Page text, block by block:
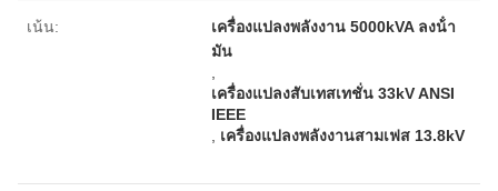
เน้น:
เครื่องแปลงพลังงาน 5000kVA ลงน้ํา
มัน
เครื่องแปลงสับเทสเทชั่น 33kV ANSI
IEEE
เครื่องแปลงพลังงานสามเฟส 13.8kV